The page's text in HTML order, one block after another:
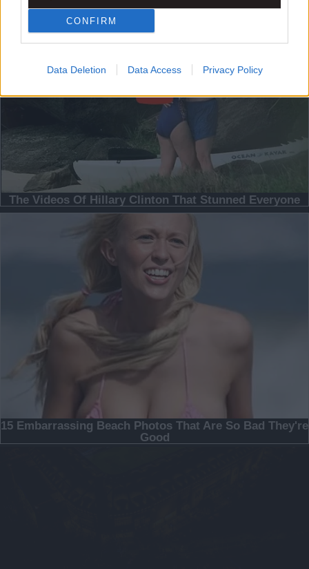
CONFIRM
Data Deletion Data Access Privacy Policy